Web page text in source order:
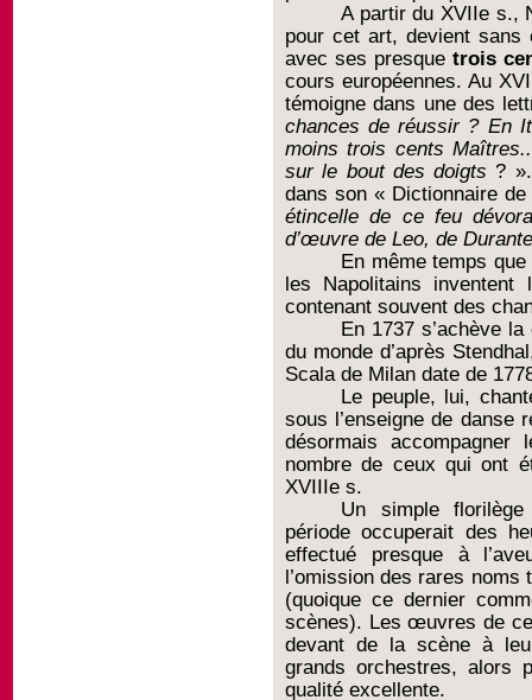
A partir du XVIIe s.,
pour cet art, devient sans
avec ses presquetrois
cours européennes. Au
témoigne dans une des
chances de réussir ? En
moins trois cents
sur le bout des doigts ?
dans son « Dictionnaire
étincelle de ce feu
d’œuvre de Leo, de
En même temps
les Napolitains inventent
contenant souvent des
En 1737 s’achève
du monde d’après
Scala de Milan date de
Le peuple, lui,
sous l’enseigne de danse
désormais
nombre de ceux qui ont
XVIIIe s.
Un simple
période occuperait des
effectué presque à
l’omission des rares
(quoique ce dernier
scènes). Les œuvres de
devant de la scène à
grands orchestres, alors
qualité excellente.